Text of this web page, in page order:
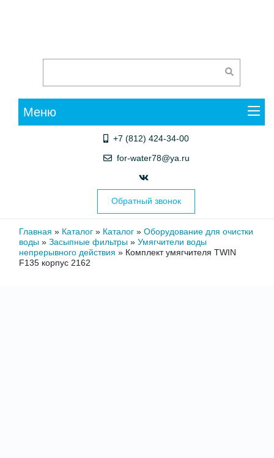
+7 (812) 424-34-00
for-water78@ya.ru
Обратный звонок
Меню
Главная » Каталог » Каталог » Оборудование для очистки
воды » Засыпные фильтры » Умягчители воды
непрерывного действия » Комплект умягчителя TWIN
F135 корпус 2162